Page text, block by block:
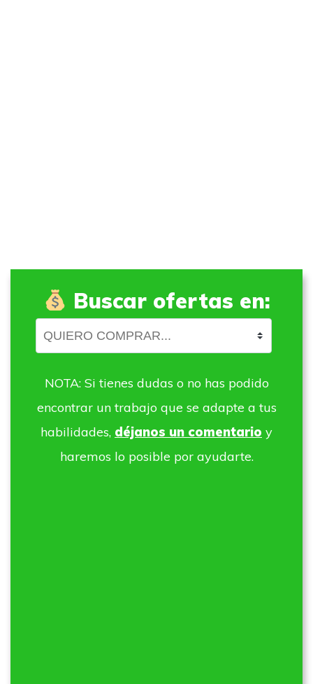
Buscar ofertas en:
NOTA: Si tienes dudas o no has podido
encontrar un trabajo que se adapte a tus
habilidades, déjanos un comentario y
haremos lo posible por ayudarte.